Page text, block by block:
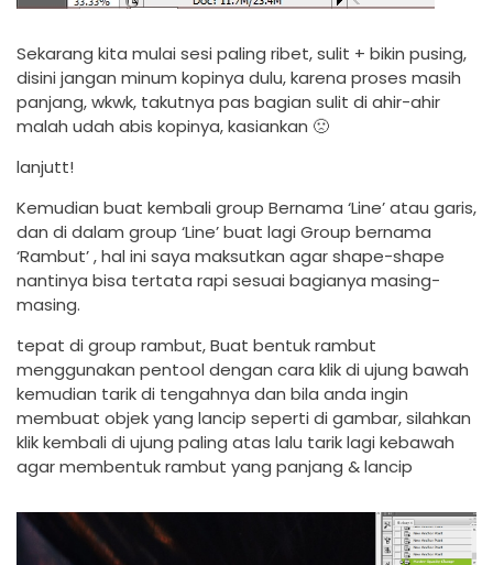
Sekarang kita mulai sesi paling ribet, sulit + bikin pusing,
disini jangan minum kopinya dulu, karena proses masih
panjang, wkwk, takutnya pas bagian sulit di ahir-ahir
malah udah abis kopinya, kasiankan 🙁
lanjutt!
Kemudian buat kembali group Bernama ‘Line’ atau garis,
dan di dalam group ‘Line’ buat lagi Group bernama
‘Rambut’ , hal ini saya maksutkan agar shape-shape
nantinya bisa tertata rapi sesuai bagianya masing-
masing.
tepat di group rambut, Buat bentuk rambut
menggunakan pentool dengan cara klik di ujung bawah
kemudian tarik di tengahnya dan bila anda ingin
membuat objek yang lancip seperti di gambar, silahkan
klik kembali di ujung paling atas lalu tarik lagi kebawah
agar membentuk rambut yang panjang & lancip